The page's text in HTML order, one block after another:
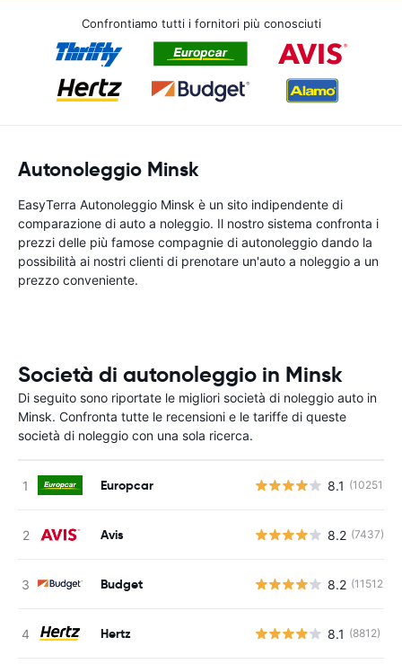
Confrontiamo tutti i fornitori più conosciuti
Autonoleggio Minsk
EasyTerra Autonoleggio Minsk è un sito indipendente di
comparazione di auto a noleggio. Il nostro sistema confronta i
prezzi delle più famose compagnie di autonoleggio dando la
possibilità ai nostri clienti di prenotare un'auto a noleggio a un
prezzo conveniente.
Società di autonoleggio in Minsk
Di seguito sono riportate le migliori società di noleggio auto in
Minsk. Confronta tutte le recensioni e le tariffe di queste
società di noleggio con una sola ricerca.
Europcar 8.1 (10251)
Avis 8.2 (7437)
Budget 8.2 (11512)
Hertz 8.1 (8812)